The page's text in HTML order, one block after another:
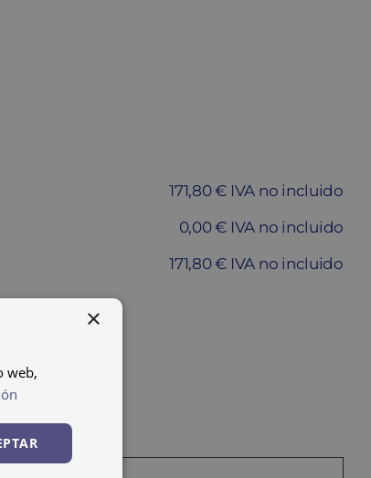
171,80 € IVA no incluido
0,00 € IVA no incluido
171,80 € IVA no incluido
×
web,